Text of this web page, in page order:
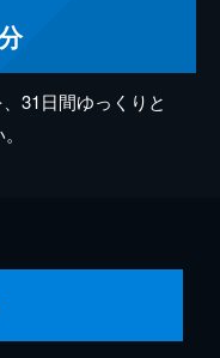
31日間ゆっくりと